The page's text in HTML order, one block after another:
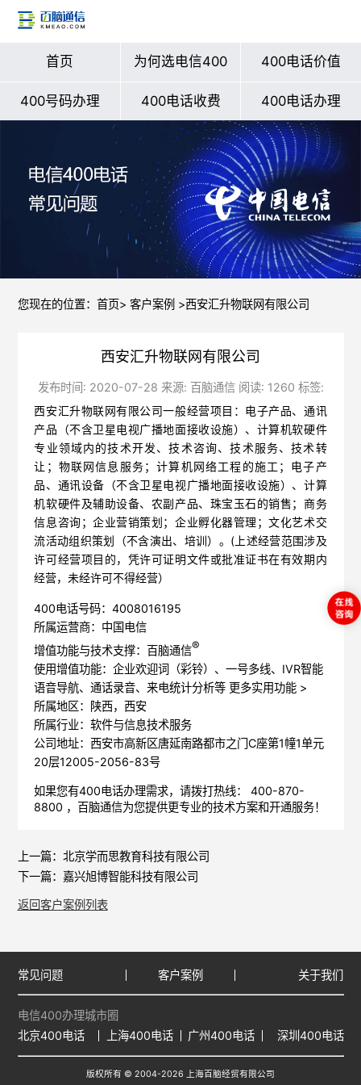
首页 为何选电信400 400电话价值
400号码办理 400电话收费 400电话办理
您现在的位置： 首页> 客户案例 >西安汇升物联网有限公司
西安汇升物联网有限公司
发布时间: 2020-07-28 来源: 百脑通信 阅读: 1260 标签:
西安汇升物联网有限公司一般经营项目：电子产品、通讯
产品（不含卫星电视广播地面接收设施）、计算机软硬件
专业领域内的技术开发、技术咨询、技术服务、技术转
让；物联网信息服务；计算机网络工程的施工；电子产
品、通讯设备（不含卫星电视广播地面接收设施）、计算
机软硬件及辅助设备、农副产品、珠宝玉石的销售；商务
信息咨询；企业营销策划；企业孵化器管理；文化艺术交
流活动组织策划（不含演出、培训）。(上述经营范围涉及
许可经营项目的，凭许可证明文件或批准证书在有效期内
经营，未经许可不得经营）
400电话号码：4008016195
所属运营商：中国电信
增值功能与技术支撑：百脑通信®
使用增值功能：企业欢迎词（彩铃）、一号多线、IVR智能
语音导航、通话录音、来电统计分析等 更多实用功能 >
所属地区：陕西，西安
所属行业：软件与信息技术服务
公司地址：西安市高新区唐延南路都市之门C座第1幢1单元
20层12005-2056-83号
如果您有400电话办理需求，请拨打热线： 400-870-
8800 ， 百脑通信为您提供更专业的技术方案和开通服务！
上一篇： 北京学而思教育科技有限公司
下一篇： 嘉兴旭博智能科技有限公司
返回客户案例列表
常见问题 客户案例 关于我们
电信400办理城市圈
北京400电话
上海400电话 广州400电话 深圳400电话
版权所有 © 2004-2026 上海百脑经贸有限公司